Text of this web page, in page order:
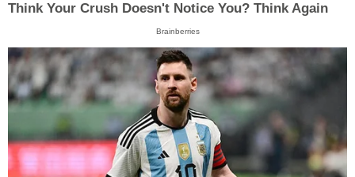
Think Your Crush Doesn't Notice You? Think Again
Brainberries